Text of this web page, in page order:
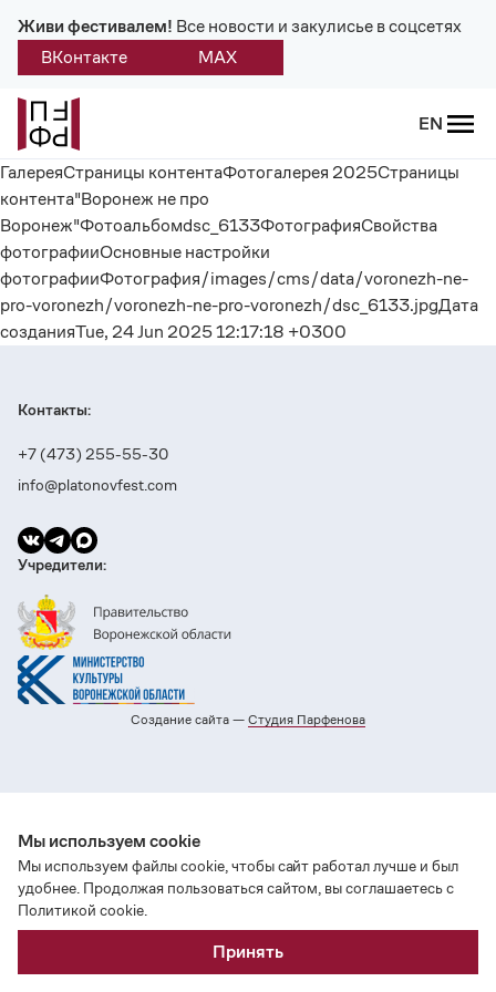
Живи фестивалем! Все новости и закулисье в соцсетях
ВКонтакте
MAX
EN
Назад
О фестивале
Платонов
Положение о фестивале
Учредители и партнеры
Отчеты и документы
ГалереяСтраницы контентаФотогалерея 2025Страницы
контента"Воронеж не про
Воронеж"Фотоальбомdsc_6133ФотографияСвойства
фотографииОсновные настройки
фотографииФотография/images/cms/data/voronezh-ne-
pro-voronezh/voronezh-ne-pro-voronezh/dsc_6133.jpgДата
созданияTue, 24 Jun 2025 12:17:18 +0300
Контакты:
+7 (473) 255-55-30
info@platonovfest.com
Учредители:
Создание сайта — Cтудия Парфенова
Мы используем cookie
Мы используем файлы cookie, чтобы сайт работал лучше и был
удобнее. Продолжая пользоваться сайтом, вы соглашаетесь с
Политикой cookie.
Принять